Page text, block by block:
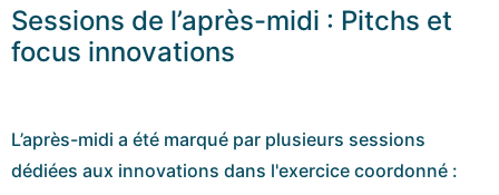
Sessions de l’après-midi : Pitchs et
focus innovations
L’après-midi a été marqué par plusieurs sessions
dédiées aux innovations dans l'exercice coordonné :